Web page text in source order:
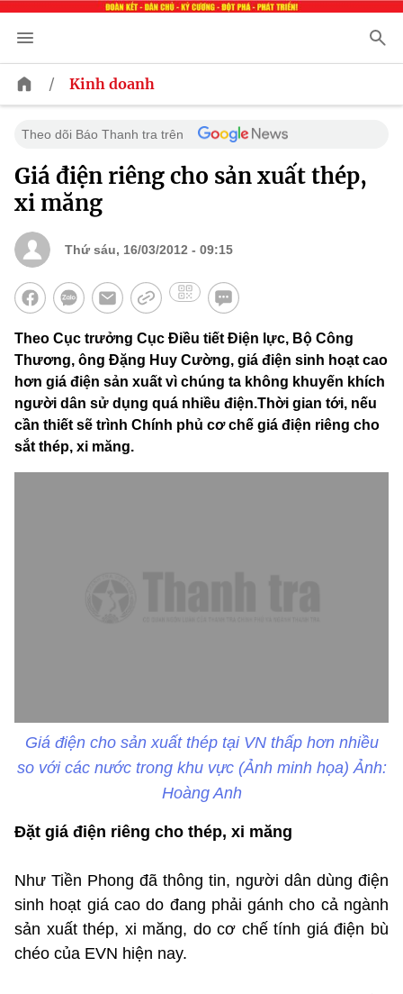
/ Kinh doanh
Theo dõi Báo Thanh tra trên
Giá điện riêng cho sản xuất thép,
xi măng
Thứ sáu, 16/03/2012 - 09:15
Theo Cục trưởng Cục Điều tiết Điện lực, Bộ Công
Thương, ông Đặng Huy Cường, giá điện sinh hoạt cao
hơn giá điện sản xuất vì chúng ta không khuyến khích
người dân sử dụng quá nhiều điện.Thời gian tới, nếu
cần thiết sẽ trình Chính phủ cơ chế giá điện riêng cho
sắt thép, xi măng.
Giá điện cho sản xuất thép tại VN thấp hơn nhiều
so với các nước trong khu vực (Ảnh minh họa) Ảnh:
Hoàng Anh
Đặt giá điện riêng cho thép, xi măng
Như Tiền Phong đã thông tin, người dân dùng điện
sinh hoạt giá cao do đang phải gánh cho cả ngành
sản xuất thép, xi măng, do cơ chế tính giá điện bù
chéo của EVN hiện nay.